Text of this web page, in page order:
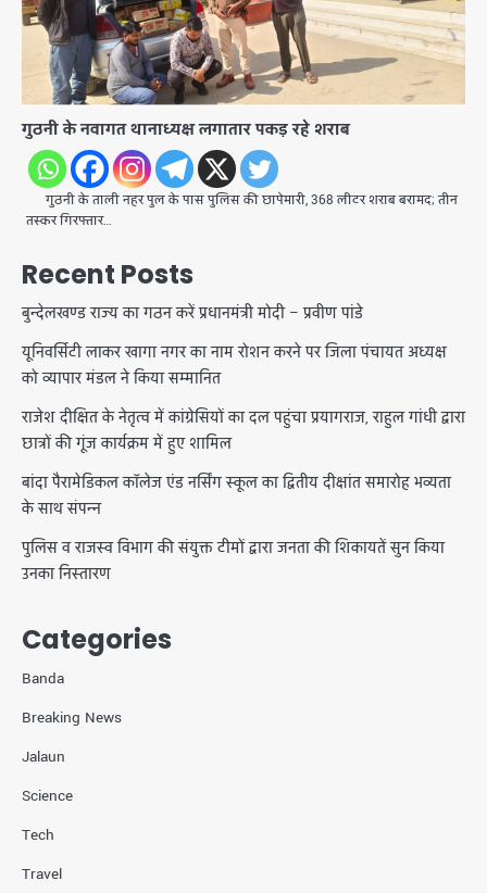
गुठनी के नवागत थानाध्यक्ष लगातार पकड़ रहे शराब
गुठनी के ताली नहर पुल के पास पुलिस की छापेमारी, 368 लीटर शराब बरामद; तीन
तस्कर गिरफ्तार…
Recent Posts
बुन्देलखण्ड राज्य का गठन करें प्रधानमंत्री मोदी – प्रवीण पांडे
यूनिवर्सिटी लाकर खागा नगर का नाम रोशन करने पर जिला पंचायत अध्यक्ष
को व्यापार मंडल ने किया सम्मानित
राजेश दीक्षित के नेतृत्व में कांग्रेसियों का दल पहुंचा प्रयागराज, राहुल गांधी द्वारा
छात्रों की गूंज कार्यक्रम में हुए शामिल
बांदा पैरामेडिकल कॉलेज एंड नर्सिंग स्कूल का द्वितीय दीक्षांत समारोह भव्यता
के साथ संपन्न
पुलिस व राजस्व विभाग की संयुक्त टीमों द्वारा जनता की शिकायतें सुन किया
उनका निस्तारण
Categories
Banda
Breaking News
Jalaun
Science
Tech
Travel